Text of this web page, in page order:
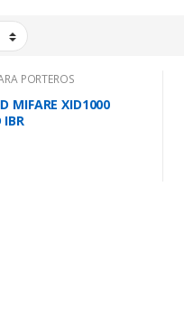
PORTEROS
MIFARE XID1000
IBR